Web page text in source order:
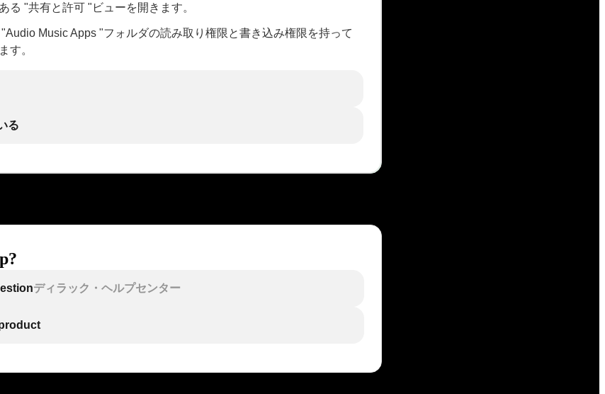
る "共有と許可 "ビューを開きます。
Music Apps "フォルダの読み取り権限と書き込み権限を持って
す。
る
ディラック・ヘルプセンター